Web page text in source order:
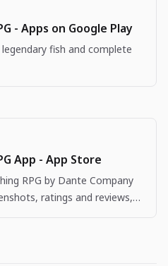
- Apps on Google Play
fish and complete
App - App Store
RPG by Dante Company
ratings and reviews,